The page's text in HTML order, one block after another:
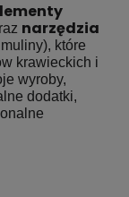
narzędzia
które
krawieckich i
wyroby,
dodatki,